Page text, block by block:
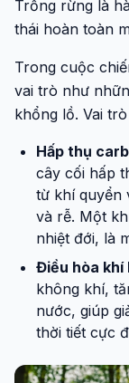
Trồng rừng là
thái hoàn toàn
Trong cuộc
vai trò như
khổng lồ. Vai
Hấp thụ
cây cối hấp
từ khí quyển
và rễ. Một
nhiệt đới, là
Điều hòa khí
không khí,
nước, giúp
thời tiết cực